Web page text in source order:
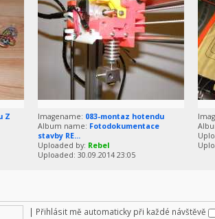
Z
Imagename: 083-montaz hotendu
Album name: Fotodokumentace
stavby RE...
Uploaded by: Rebel
Uploaded: 30.09.2014 23:05
| Přihlásit mě automaticky při každé návštěvě